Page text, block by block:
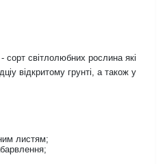
сорт світлолюбних рослина які
відкритому грунті, а також у
листям;